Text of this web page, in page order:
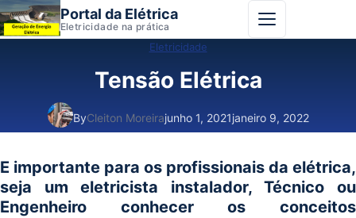
Portal da Elétrica
Eletricidade na prática Abrir menu
Eletricidade
Tensão Elétrica
ByCleiton Moreirajunho 1, 2021janeiro 9, 2022
E importante para os profissionais da elétrica,
seja um eletricista instalador, Técnico ou
Engenheiro conhecer os conceitos